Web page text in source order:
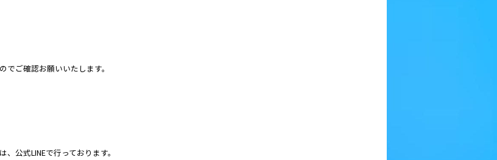
ご確認お願いいたします。
公式LINEで行っております。